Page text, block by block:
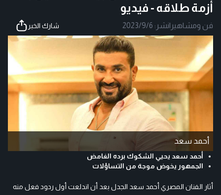
أزمة طلاقه - فيديو
فن ومشاهير |نشر: 2023/9/6 شارك الخبر
أحمد سعد
أحمد سعد يحيي الشكوك برده الغامض
الجمهور يخوض موجة من التساؤلات
أثار الفنان المصري أحمد سعد الجدل بعد أن اندلعت أول ردود فعل منه